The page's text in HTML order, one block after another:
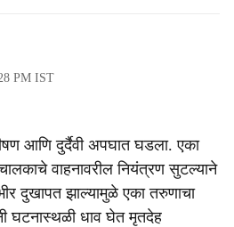
PM IST
आणि दुर्दैवी अपघात घडला. एका
वाहनावरील नियंत्रण सुटल्याने
दुखापत झाल्यामुळे एका तरुणाचा
घटनास्थळी धाव घेत मृतदेह